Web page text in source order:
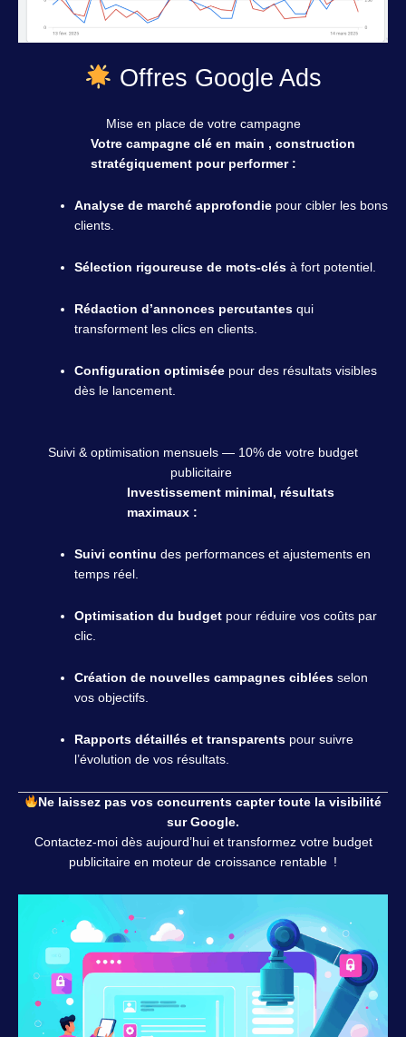
Offres Google Ads
Mise en place de votre campagne
Votre campagne clé en main , construction
stratégiquement pour performer :
Analyse de marché approfondiepour cibler les bons
clients.
Sélection rigoureuse de mots-clésà fort potentiel.
Rédaction d’annonces percutantesqui
transforment les clics en clients.
Configuration optimiséepour des résultats visibles
dès le lancement.
Suivi & optimisation mensuels — 10% de votre budget
publicitaire
Investissement minimal, résultats
maximaux :
Suivi continu des performances et ajustements en
temps réel.
Optimisation du budgetpour réduire vos coûts par
clic.
Création de nouvelles campagnes cibléesselon
vos objectifs.
Rapports détaillés et transparentspour suivre
l’évolution de vos résultats.
Ne laissez pas vos concurrents capter toute la visibilité
sur Google.
Contactez-moi dès aujourd’hui et transformez votre budget
publicitaire en moteur de croissance rentable !